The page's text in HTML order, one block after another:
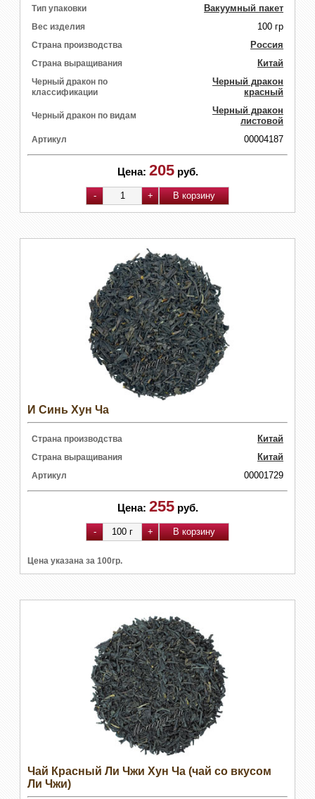
Тип упаковки Вакуумный пакет
Вес изделия 100 гр
Страна производства Россия
Страна выращивания Китай
Черный дракон по
классификации
Черный дракон
красный
Черный дракон по видам
Черный дракон
листовой
Артикул 00004187
Цена: 205 руб.
И Синь Хун Ча
Страна производства Китай
Страна выращивания Китай
Артикул 00001729
Цена: 255 руб.
Цена указана за 100гр.
Чай Красный Ли Чжи Хун Ча (чай со вкусом
Ли Чжи)